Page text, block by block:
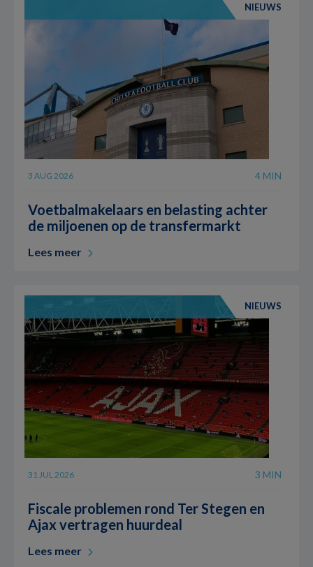
NIEUWS
3 AUG 2026 4 MIN
Voetbalmakelaars en belasting achter
de miljoenen op de transfermarkt
Lees meer
NIEUWS
31 JUL 2026 3 MIN
Fiscale problemen rond Ter Stegen en
Ajax vertragen huurdeal
Lees meer